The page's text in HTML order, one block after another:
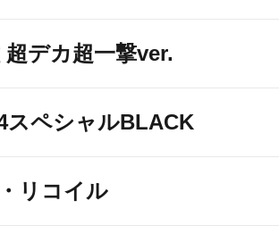
超デカ超一撃ver.
スペシャルBLACK
リコイル